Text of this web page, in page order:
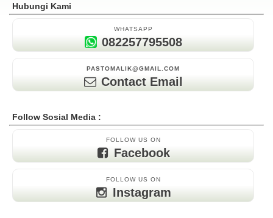
Hubungi Kami
WHATSAPP
082257795508
PASTOMALIK@GMAIL.COM
Contact Email
Follow Sosial Media :
FOLLOW US ON
Facebook
FOLLOW US ON
Instagram